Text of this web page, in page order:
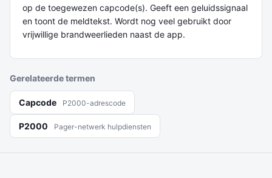
op de toegewezen capcode(s). Geeft een geluidssignaal
en toont de meldtekst. Wordt nog veel gebruikt door
vrijwillige brandweerlieden naast de app.
Gerelateerde termen
Capcode P2000-adrescode
P2000 Pager-netwerk hulpdiensten